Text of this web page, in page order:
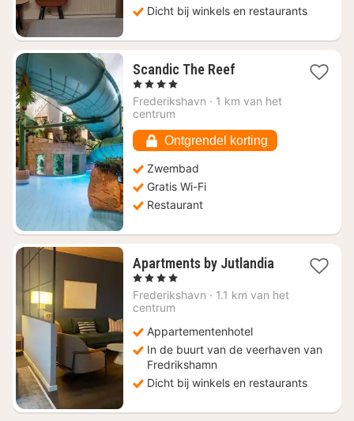
Dicht bij winkels en restaurants
Scandic The Reef1
vanaf
, 4 Sterren
Frederikshavn · 1 km van het
centrum
Ontgrendel korting
Zwembad
Gratis Wi-Fi
Restaurant
Apartments by Jutlandia1
vanaf
, 4 Sterren
Frederikshavn · 1.1 km van het
centrum
Appartementenhotel
In de buurt van de veerhaven van
Fredrikshamn
Dicht bij winkels en restaurants